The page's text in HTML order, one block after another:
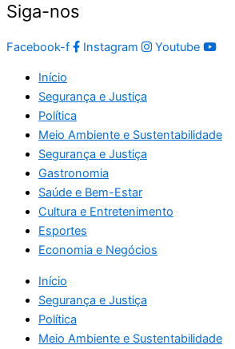
Siga-nos
Facebook-f Instagram Youtube
Início
Segurança e Justiça
Política
Meio Ambiente e Sustentabilidade
Segurança e Justiça
Gastronomia
Saúde e Bem-Estar
Cultura e Entretenimento
Esportes
Economia e Negócios
Início
Segurança e Justiça
Política
Meio Ambiente e Sustentabilidade